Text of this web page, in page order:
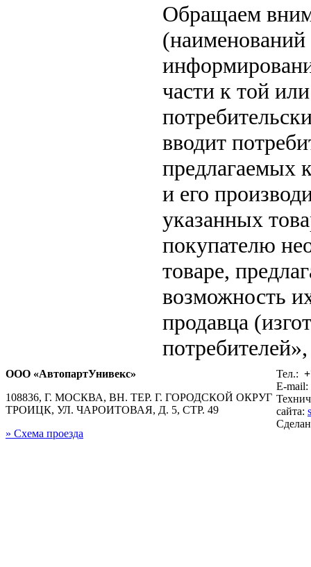
Обращаем
(наименований
части к той
вводит
предлагаемых
и его
указанных
покупателю
товаре,
возможность
продавца
ООО «АвтопартУнивекс»
108836, Г. МОСКВА, ВН. ТЕР. Г. ГОРОДСКОЙ ОКРУГ
ТРОИЦК, УЛ. ЧАРОИТОВАЯ, Д. 5, СТР. 49
» Схема проезда
Тел.:
E-mail:
сайта: